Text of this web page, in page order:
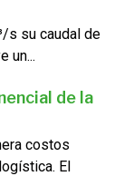
s su caudal de
un...
de la
costos
El